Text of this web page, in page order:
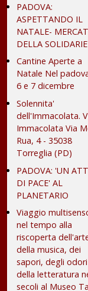
PADOVA:
ASPETTANDO IL
NATALE-
DELLA
Cantine Aperte a
Natale Nel
6 e 7 dicembre
Solennita'
dell'Immacolata.
Immacolata Via
Rua, 4 - 35038
Torreglia (PD)
PADOVA: 'UN
DI PACE' AL
PLANETARIO
Viaggio
nel tempo alla
riscoperta
della musica, dei
sapori, degli
della letteratura
secoli al Museo